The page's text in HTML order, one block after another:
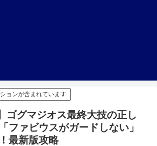
ョンが含まれています
ゴグマジオス最終大技の正し
ファビウスがガードしない」
最新版攻略